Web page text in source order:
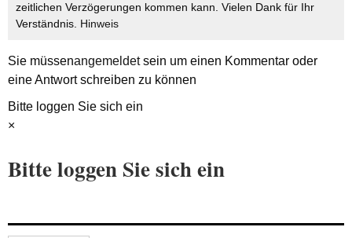
zeitlichen Verzögerungen kommen kann. Vielen Dank für Ihr
Verständnis. Hinweis
Sie müssenangemeldetsein um einen Kommentar oder
eine Antwort schreiben zu können
Bitte loggen Sie sich ein
×
Bitte loggen Sie sich ein